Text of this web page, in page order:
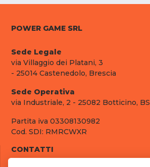
POWER GAME SRL
Sede Legale
via Villaggio dei Platani, 3
- 25014 Castenedolo, Brescia
Sede Operativa
via Industriale, 2 - 25082 Botticino, BS
Partita iva 03308130982
Cod. SDI: RMRCWXR
CONTATTI